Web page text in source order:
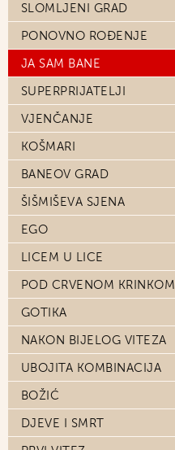
SLOMLJENI GRAD
PONOVNO ROĐENJE
JA SAM BANE
SUPERPRIJATELJI
VJENČANJE
KOŠMARI
BANEOV GRAD
ŠIŠMIŠEVA SJENA
EGO
LICEM U LICE
POD CRVENOM KRINKOM
GOTIKA
NAKON BIJELOG VITEZA
UBOJITA KOMBINACIJA
BOŽIĆ
DJEVE I SMRT